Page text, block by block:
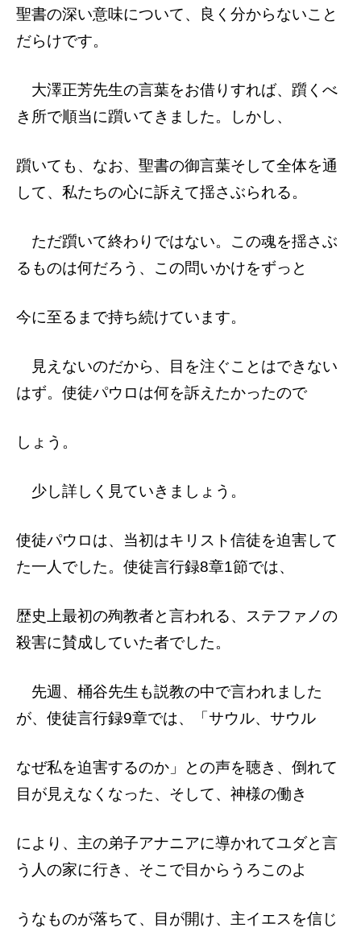
聖書の深い意味について、良く分からないこ と
だらけです。
大澤正芳先生の言葉をお借りすれば、躓く べ
き所で順当に躓いてきました。しかし、
躓いても、なお、聖書の御言葉そして全体を通
して、私たちの心に訴えて揺さぶられる。
ただ躓いて終わりではない。この魂を揺さぶ
るものは何だろう、この問いかけをずっと
今に至るまで持ち続けています。
見えないのだから、目を注ぐことはできない
はず。使徒パウロは何を訴えたかったので
しょう。
少し詳しく見ていきましょう。
使徒パウロは、当初はキリスト信徒を迫害して
た一人でした。使徒言行録8章1節では、
歴史上最初の殉教者と言われる、ステファノの
殺害に賛成していた者でした。
先週、桶谷先生も説教の中で言われました
が、使徒言行録9章では、「サウル、サウル
なぜ私を迫害するのか」との声を聴き、倒れて
目が見えなくなった、そして、神様の働き
により、主の弟子アナニアに導かれてユダと言
う人の家に行き、そこで目からうろこのよ
うなものが落ちて、目が開け、主イエスを信じ